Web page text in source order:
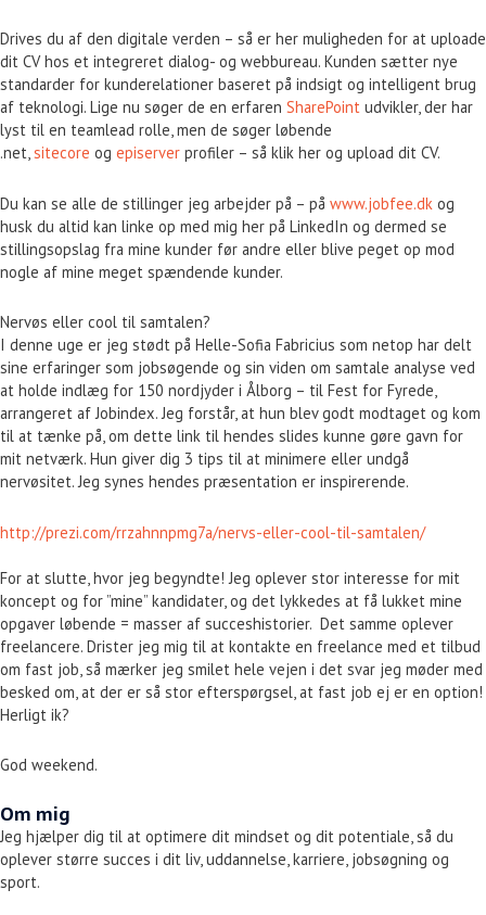
Drives du af den digitale verden – så er her muligheden for at uploade
dit CV hos et integreret dialog- og webbureau. Kunden sætter nye
standarder for kunderelationer baseret på indsigt og intelligent brug
af teknologi. Lige nu søger de en erfaren SharePoint udvikler, der har
lyst til en teamlead rolle, men de søger løbende
.net,sitecore og episerver profiler – så klik her og upload dit CV.
Du kan se alle de stillinger jeg arbejder på – på www.jobfee.dk og
husk du altid kan linke op med mig her på LinkedIn og dermed se
stillingsopslag fra mine kunder før andre eller blive peget op mod
nogle af mine meget spændende kunder.
Nervøs eller cool til samtalen?
I denne uge er jeg stødt på Helle-Sofia Fabricius som netop har delt
sine erfaringer som jobsøgende og sin viden om samtale analyse ved
at holde indlæg for 150 nordjyder i Ålborg – til Fest for Fyrede,
arrangeret af Jobindex. Jeg forstår, at hun blev godt modtaget og kom
til at tænke på, om dette link til hendes slides kunne gøre gavn for
mit netværk. Hun giver dig 3 tips til at minimere eller undgå
nervøsitet. Jeg synes hendes præsentation er inspirerende.
http://prezi.com/rrzahnnpmg7a/nervs-eller-cool-til-samtalen/
For at slutte, hvor jeg begyndte! Jeg oplever stor interesse for mit
koncept og for ”mine” kandidater, og det lykkedes at få lukket mine
opgaver løbende = masser af succeshistorier. Det samme oplever
freelancere. Drister jeg mig til at kontakte en freelance med et tilbud
om fast job, så mærker jeg smilet hele vejen i det svar jeg møder med
besked om, at der er så stor efterspørgsel, at fast job ej er en option!
Herligt ik?
God weekend.
Om mig
Jeg hjælper dig til at optimere dit mindset og dit potentiale, så du
oplever større succes i dit liv, uddannelse, karriere, jobsøgning og
sport.